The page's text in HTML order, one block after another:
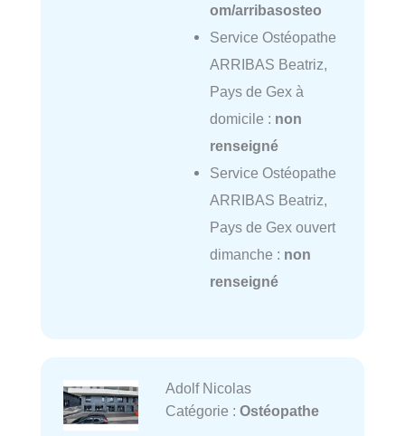
om/arribasosteo
Service Ostéopathe
ARRIBAS Beatriz,
Pays de Gex à
domicile : non
renseigné
Service Ostéopathe
ARRIBAS Beatriz,
Pays de Gex ouvert
dimanche : non
renseigné
Adolf Nicolas
Catégorie : Ostéopathe